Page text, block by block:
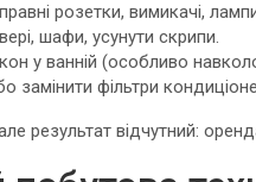
розетки, вимикачі,
шафи, усунути скрипи.
у ванній (особливо
замінити фільтри
результат відчутний: